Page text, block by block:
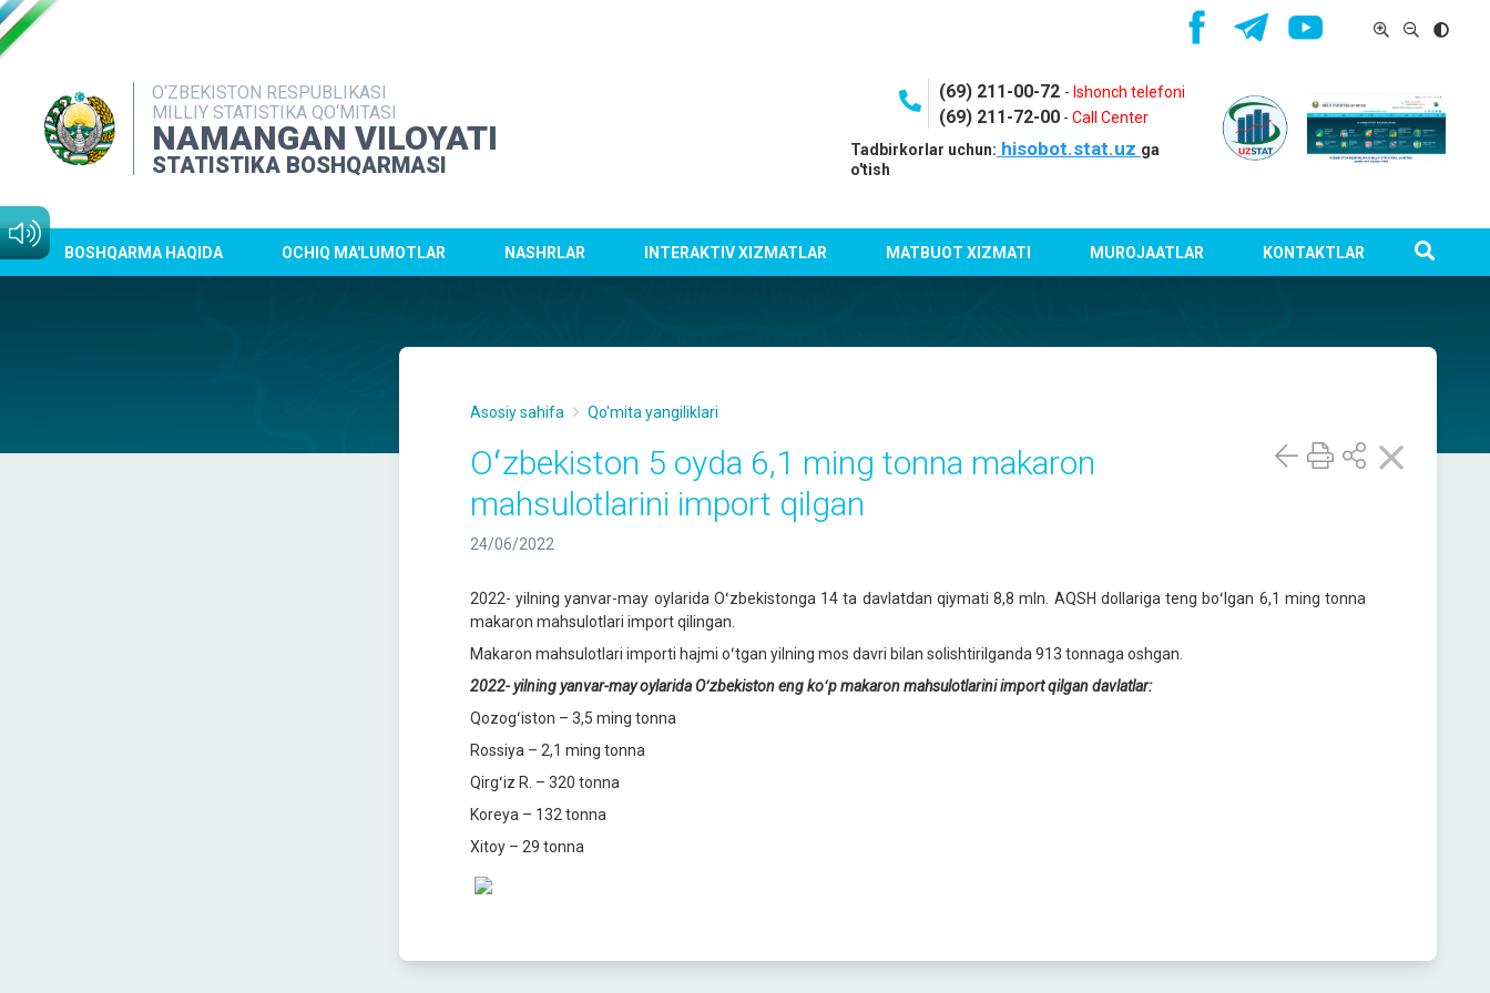
O‘ZBEKISTON RESPUBLIKASI
MILLIY STATISTIKA QO‘MITASI
NAMANGAN VILOYATI
STATISTIKA BOSHQARMASI
(69) 211-00-72 - Ishonch telefoni
(69) 211-72-00- Call Center
Tadbirkorlar uchun: hisobot.stat.uz ga
o'tish
BOSHQARMA HAQIDA OCHIQ MA'LUMOTLAR NASHRLAR INTERAKTIV XIZMATLAR MATBUOT XIZMATI MUROJAATLAR KONTAKTLAR
Asosiy sahifa Qo'mita yangiliklari
Oʻzbekiston 5 oyda 6,1 ming tonna makaron
mahsulotlarini import qilgan
24/06/2022
2022- yilning yanvar-may oylarida Oʻzbekistonga 14 ta davlatdan qiymati 8,8 mln. AQSH dollariga teng boʻlgan 6,1 ming tonna
makaron mahsulotlari import qilingan.
Makaron mahsulotlari importi hajmi oʻtgan yilning mos davri bilan solishtirilganda 913 tonnaga oshgan.
2022-yilning yanvar-may oylarida Oʻzbekiston eng koʻp makaron mahsulotlarini import qilgan davlatlar:
Qozogʻiston – 3,5 ming tonna
Rossiya – 2,1 ming tonna
Qirgʻiz R. – 320 tonna
Koreya – 132 tonna
Xitoy – 29 tonna